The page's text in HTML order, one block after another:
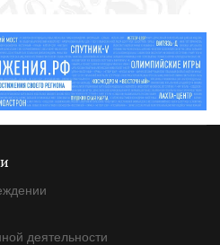
место в
деятельности